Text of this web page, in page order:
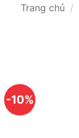
Trang chủ /
-10%